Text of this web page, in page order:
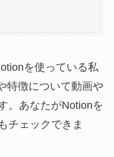
を使っている私
特徴について動画や
。あなたがNotionを
チェックできま